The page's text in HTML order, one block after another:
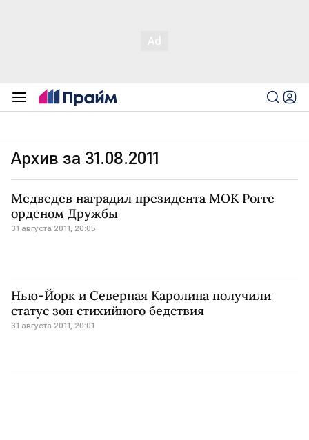
Архив за 31.08.2011
Медведев наградил президента МОК Рогге
орденом Дружбы
31 августа 2011, 20:05
Нью-Йорк и Северная Каролина получили
статус зон стихийного бедствия
31 августа 2011, 20:01